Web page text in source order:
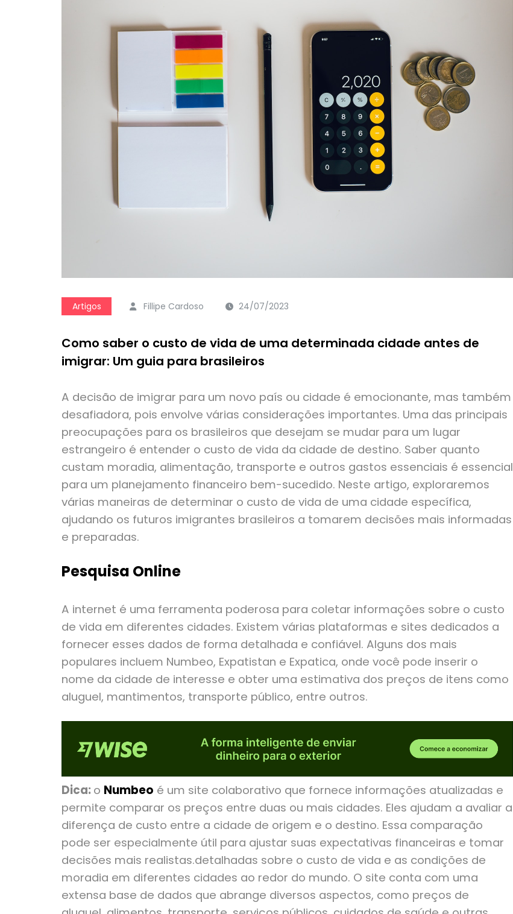
Artigos Fillipe Cardoso 24/07/2023
Como saber o custo de vida de uma determinada cidade antes de
imigrar: Um guia para brasileiros
A decisão de imigrar para um novo país ou cidade é emocionante, mas também
desafiadora, pois envolve várias considerações importantes. Uma das principais
preocupações para os brasileiros que desejam se mudar para um lugar
estrangeiro é entender o custo de vida da cidade de destino. Saber quanto
custam moradia, alimentação, transporte e outros gastos essenciais é essencial
para um planejamento financeiro bem-sucedido. Neste artigo, exploraremos
várias maneiras de determinar o custo de vida de uma cidade específica,
ajudando os futuros imigrantes brasileiros a tomarem decisões mais informadas
e preparadas.
Pesquisa Online
A internet é uma ferramenta poderosa para coletar informações sobre o custo
de vida em diferentes cidades. Existem várias plataformas e sites dedicados a
fornecer esses dados de forma detalhada e confiável. Alguns dos mais
populares incluem Numbeo, Expatistan e Expatica, onde você pode inserir o
nome da cidade de interesse e obter uma estimativa dos preços de itens como
aluguel, mantimentos, transporte público, entre outros.
Dica: o Numbeo é um site colaborativo que fornece informações atualizadas e
permite comparar os preços entre duas ou mais cidades. Eles ajudam a avaliar a
diferença de custo entre a cidade de origem e o destino. Essa comparação
pode ser especialmente útil para ajustar suas expectativas financeiras e tomar
decisões mais realistas.detalhadas sobre o custo de vida e as condições de
moradia em diferentes cidades ao redor do mundo. O site conta com uma
extensa base de dados que abrange diversos aspectos, como preços de